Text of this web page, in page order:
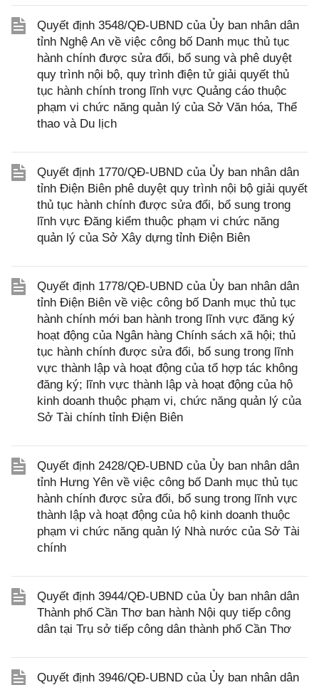
Quyết định 3548/QĐ-UBND của Ủy ban nhân dân
tỉnh Nghệ An về việc công bố Danh mục thủ tục
hành chính được sửa đổi, bổ sung và phê duyệt
quy trình nội bộ, quy trình điện tử giải quyết thủ
tục hành chính trong lĩnh vực Quảng cáo thuộc
phạm vi chức năng quản lý của Sở Văn hóa, Thể
thao và Du lịch
Quyết định 1770/QĐ-UBND của Ủy ban nhân dân
tỉnh Điện Biên phê duyệt quy trình nội bộ giải quyết
thủ tục hành chính được sửa đổi, bổ sung trong
lĩnh vực Đăng kiểm thuộc phạm vi chức năng
quản lý của Sở Xây dựng tỉnh Điện Biên
Quyết định 1778/QĐ-UBND của Ủy ban nhân dân
tỉnh Điện Biên về việc công bố Danh mục thủ tục
hành chính mới ban hành trong lĩnh vực đăng ký
hoạt động của Ngân hàng Chính sách xã hội; thủ
tục hành chính được sửa đổi, bổ sung trong lĩnh
vực thành lập và hoạt động của tổ hợp tác không
đăng ký; lĩnh vực thành lập và hoạt động của hộ
kinh doanh thuộc phạm vi, chức năng quản lý của
Sở Tài chính tỉnh Điện Biên
Quyết định 2428/QĐ-UBND của Ủy ban nhân dân
tỉnh Hưng Yên về việc công bố Danh mục thủ tục
hành chính được sửa đổi, bổ sung trong lĩnh vực
thành lập và hoạt động của hộ kinh doanh thuộc
phạm vi chức năng quản lý Nhà nước của Sở Tài
chính
Quyết định 3944/QĐ-UBND của Ủy ban nhân dân
Thành phố Cần Thơ ban hành Nội quy tiếp công
dân tại Trụ sở tiếp công dân thành phố Cần Thơ
Quyết định 3946/QĐ-UBND của Ủy ban nhân dân